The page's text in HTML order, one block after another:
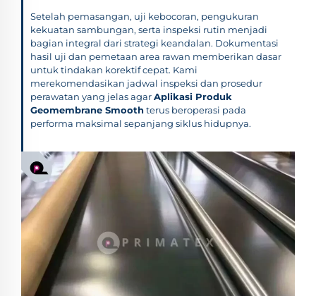
Setelah pemasangan, uji kebocoran, pengukuran
kekuatan sambungan, serta inspeksi rutin menjadi
bagian integral dari strategi keandalan. Dokumentasi
hasil uji dan pemetaan area rawan memberikan dasar
untuk tindakan korektif cepat. Kami
merekomendasikan jadwal inspeksi dan prosedur
perawatan yang jelas agarAplikasi Produk
Geomembrane Smoothterus beroperasi pada
performa maksimal sepanjang siklus hidupnya.